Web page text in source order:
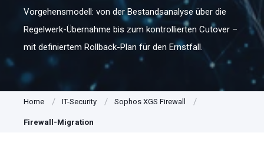
Vorgehensmodell: von der Bestandsanalyse über die
Regelwerk-Übernahme bis zum kontrollierten Cutover –
mit definiertem Rollback-Plan für den Ernstfall.
Home IT-Security Sophos XGS Firewall
Firewall-Migration